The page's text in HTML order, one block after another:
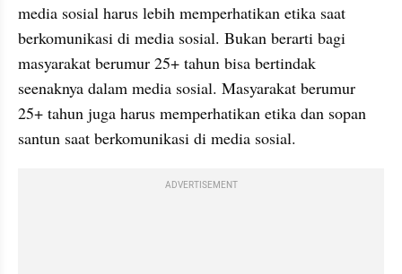
media sosial harus lebih memperhatikan etika saat
berkomunikasi di media sosial. Bukan berarti bagi
masyarakat berumur 25+ tahun bisa bertindak
seenaknya dalam media sosial. Masyarakat berumur
25+ tahun juga harus memperhatikan etika dan sopan
santun saat berkomunikasi di media sosial.
ADVERTISEMENT